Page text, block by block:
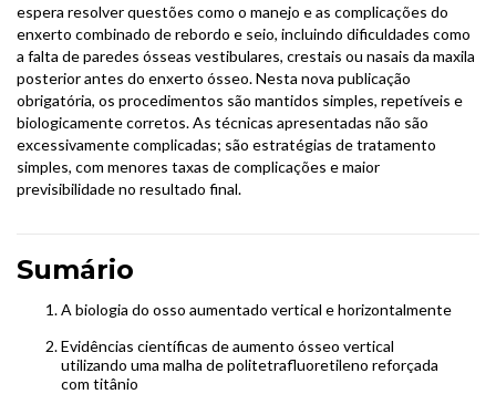
espera resolver questões como o manejo e as complicações do
enxerto combinado de rebordo e seio, incluindo dificuldades como
a falta de paredes ósseas vestibulares, crestais ou nasais da maxila
posterior antes do enxerto ósseo. Nesta nova publicação
obrigatória, os procedimentos são mantidos simples, repetíveis e
biologicamente corretos. As técnicas apresentadas não são
excessivamente complicadas; são estratégias de tratamento
simples, com menores taxas de complicações e maior
previsibilidade no resultado final.
Sumário
A biologia do osso aumentado vertical e horizontalmente
Evidências científicas de aumento ósseo vertical
utilizando uma malha de politetrafluoretileno reforçada
com titânio